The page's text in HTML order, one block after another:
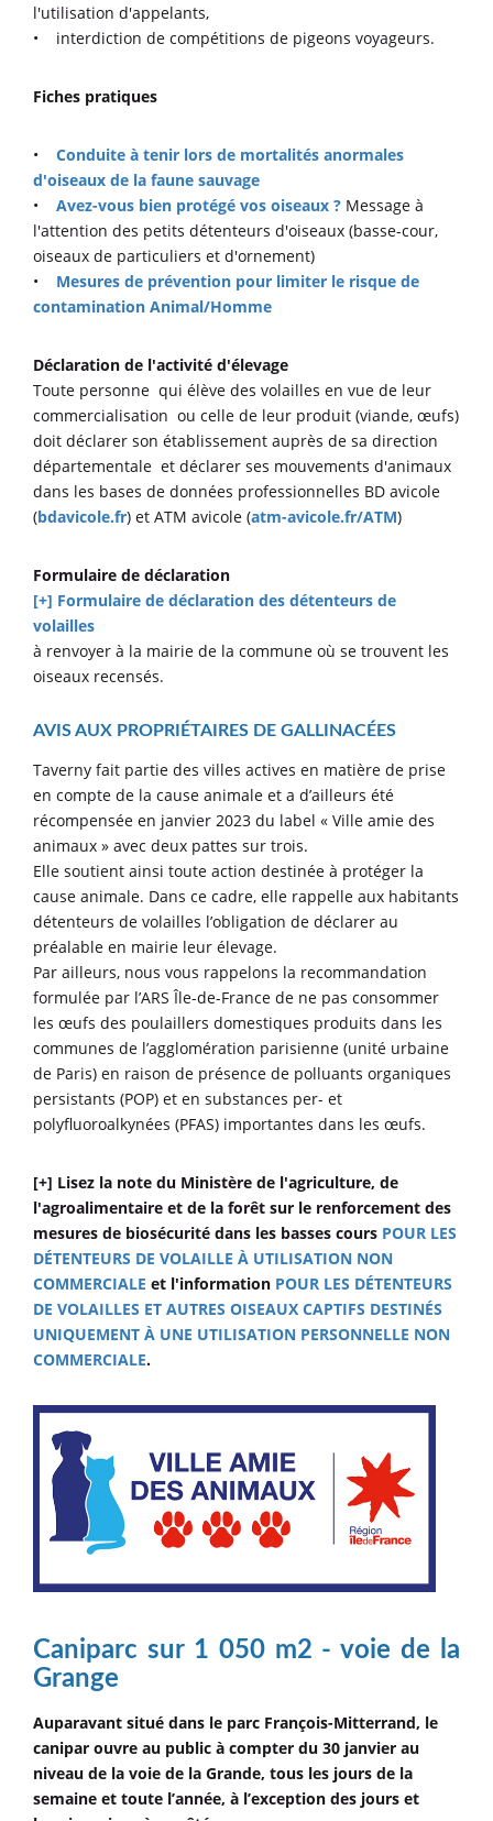
l'utilisation d'appelants,
• interdiction de compétitions de pigeons voyageurs.
Fiches pratiques
• Conduite à tenir lors de mortalités anormales
d'oiseaux de la faune sauvage
•
Avez-vous bien protégé vos oiseaux ? Message à
l'attention des petits détenteurs d'oiseaux (basse-cour,
oiseaux de particuliers et d'ornement)
•
Mesures de prévention pour limiter le risque de
contamination Animal/Homme
Déclaration de l'activité d'élevage
Toute personne qui élève des volailles en vue de leur
commercialisation ou celle de leur produit (viande, œufs)
doit déclarer son établissement auprès de sa direction
départementale et déclarer ses mouvements d'animaux
dans les bases de données professionnelles BD avicole
(bdavicole.fr) et ATM avicole (atm-avicole.fr/ATM)
Formulaire de déclaration
[+] Formulaire de déclaration des détenteurs de
volailles
à renvoyer à la mairie de la commune où se trouvent les
oiseaux recensés.
AVIS AUX PROPRIÉTAIRES DE GALLINACÉES
Taverny fait partie des villes actives en matière de prise
en compte de la cause animale et a d’ailleurs été
récompensée en janvier 2023 du label « Ville amie des
animaux » avec deux pattes sur trois.
Elle soutient ainsi toute action destinée à protéger la
cause animale. Dans ce cadre, elle rappelle aux habitants
détenteurs de volailles l’obligation de déclarer au
préalable en mairie leur élevage.
Par ailleurs, nous vous rappelons la recommandation
formulée par l’ARS Île-de-France de ne pas consommer
les œufs des poulaillers domestiques produits dans les
communes de l’agglomération parisienne (unité urbaine
de Paris) en raison de présence de polluants organiques
persistants (POP) et en substances per- et
polyfluoroalkynées (PFAS) importantes dans les œufs.
[+] Lisez la note du Ministère de l'agriculture, de
l'agroalimentaire et de la forêt sur le renforcement des
mesures de biosécurité dans les basses cours POUR LES
DÉTENTEURS DE VOLAILLE À UTILISATION NON
COMMERCIALE et l'information POUR LES DÉTENTEURS
DE VOLAILLES ET AUTRES OISEAUX CAPTIFS DESTINÉS
UNIQUEMENT À UNE UTILISATION PERSONNELLE NON
COMMERCIALE.
Caniparc sur 1 050 m2 - voie de la
Grange
Auparavant situé dans le parc François-Mitterrand, le
canipar ouvre au public à compter du 30 janvier au
niveau de la voie de la Grande, tous les jours de la
semaine et toute l’année, à l’exception des jours et